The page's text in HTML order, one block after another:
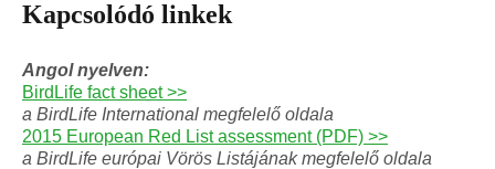
Kapcsolódó linkek
Angol nyelven:
BirdLife fact sheet >>
a BirdLife International megfelelő oldala
2015 European Red List assessment (PDF) >>
a BirdLife európai Vörös Listájának megfelelő oldala